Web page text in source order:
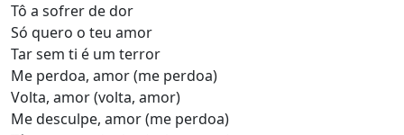
Tô a sofrer de dor
Só quero o teu amor
Tar sem ti é um terror
Me perdoa, amor (me perdoa)
Volta, amor (volta, amor)
Me desculpe, amor (me perdoa)